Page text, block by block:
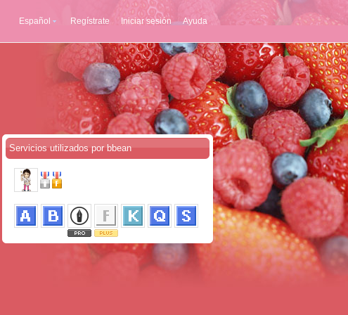
Español Regístrate Iniciar sesión Ayuda
Servicios utilizados por bbean